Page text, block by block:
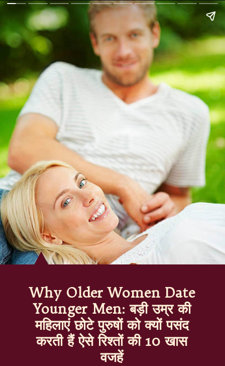
Why Older Women Date
Younger Men: बड़ी उम्र की
महिलाएं छोटे पुरुषों को क्यों पसंद
करती हैं ऐसे रिश्तों की 10 खास
वजहें